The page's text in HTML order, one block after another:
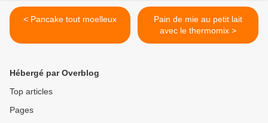
< Pancake tout moelleux
Pain de mie au petit lait
avec le thermomix >
Hébergé par Overblog
Top articles
Pages